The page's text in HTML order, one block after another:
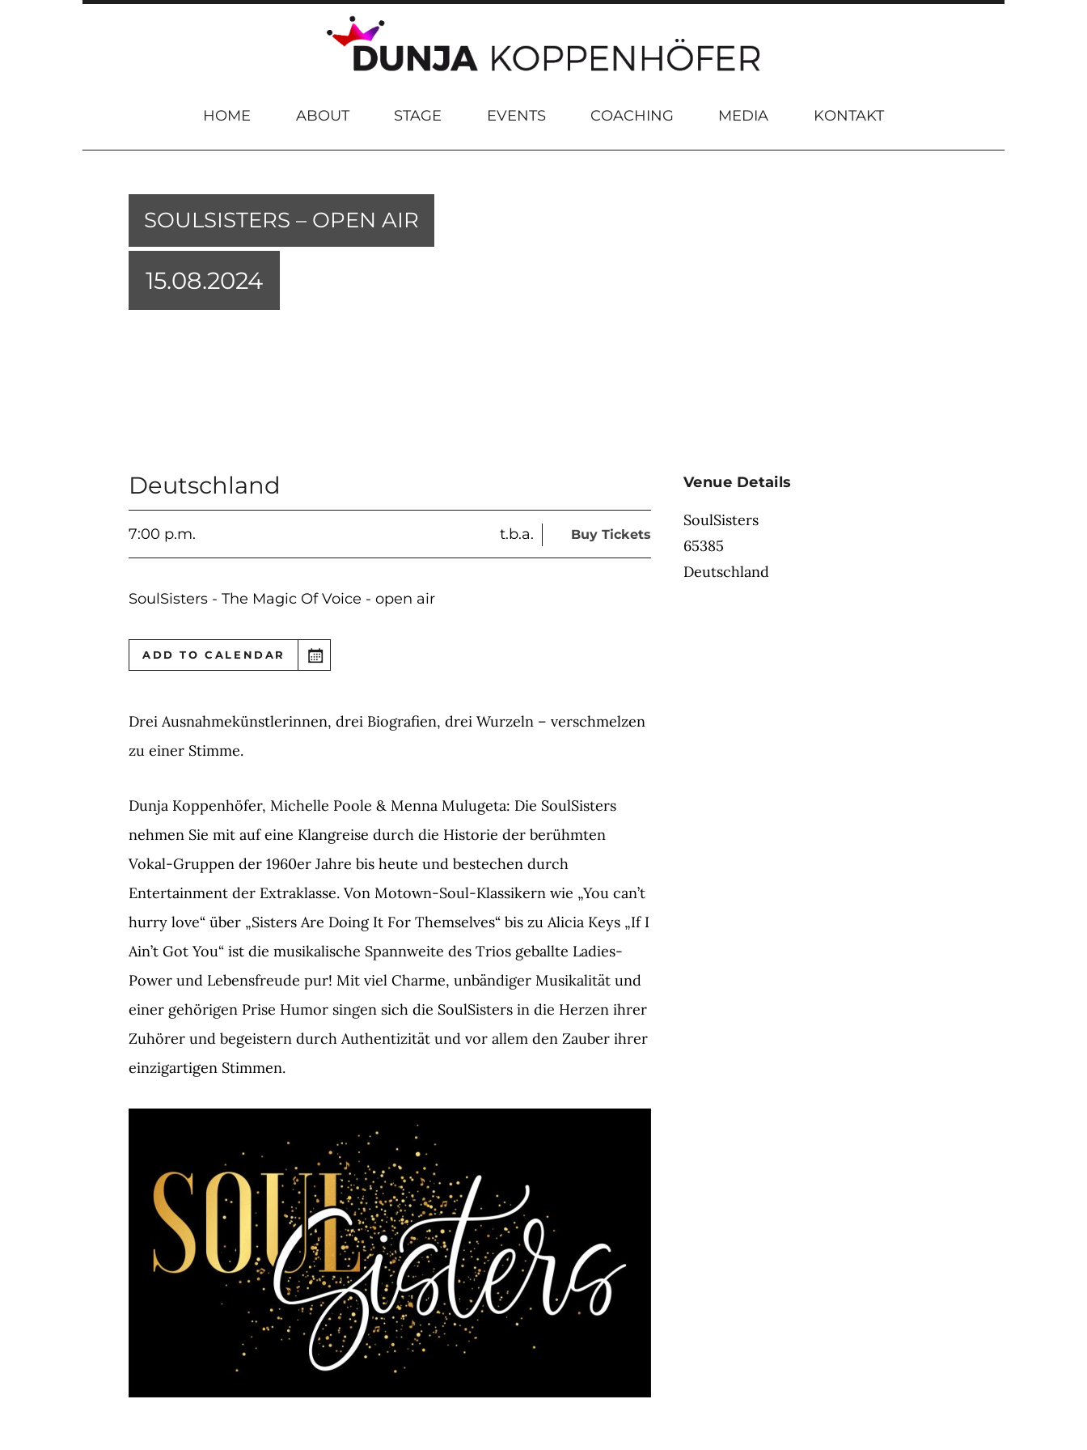
HOME ABOUT STAGE EVENTS COACHING MEDIA KONTAKT
SOULSISTERS – OPEN AIR
15.08.2024
Deutschland
7:00 p.m. t.b.a. Buy Tickets
SoulSisters - The Magic Of Voice - open air
ADD TO CALENDAR
Drei Ausnahmekünstlerinnen, drei Biografien, drei Wurzeln – verschmelzen
zu einer Stimme.
Dunja Koppenhöfer, Michelle Poole & Menna Mulugeta: Die SoulSisters
nehmen Sie mit auf eine Klangreise durch die Historie der berühmten
Vokal-Gruppen der 1960er Jahre bis heute und bestechen durch
Entertainment der Extraklasse. Von Motown-Soul-Klassikern wie „You can’t
hurry love“ über „Sisters Are Doing It For Themselves“ bis zu Alicia Keys „If I
Ain’t Got You“ ist die musikalische Spannweite des Trios geballte Ladies-
Power und Lebensfreude pur! Mit viel Charme, unbändiger Musikalität und
einer gehörigen Prise Humor singen sich die SoulSisters in die Herzen ihrer
Zuhörer und begeistern durch Authentizität und vor allem den Zauber ihrer
einzigartigen Stimmen.
Venue Details
SoulSisters
65385
Deutschland